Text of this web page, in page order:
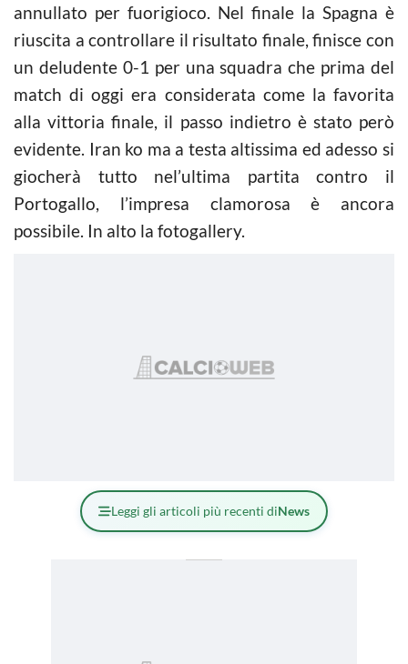
annullato per fuorigioco. Nel finale la Spagna è
riuscita a controllare il risultato finale, finisce con
un deludente 0-1 per una squadra che prima del
match di oggi era considerata come la favorita
alla vittoria finale, il passo indietro è stato però
evidente. Iran ko ma a testa altissima ed adesso si
giocherà tutto nel’ultima partita contro il
Portogallo, l’impresa clamorosa è ancora
possibile. In alto la fotogallery.
Leggi gli articoli più recenti diNews